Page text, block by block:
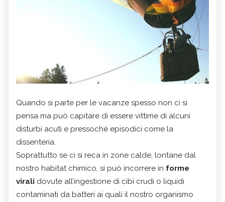
Quando si parte per le vacanze spesso non ci si
pensa ma può capitare di essere vittime di alcuni
disturbi acuti e pressoché episodici come la
dissenteria.
Soprattutto se ci si reca in zone calde, lontane dal
nostro habitat chimico, si può incorrere in forme
virali dovute all’ingestione di cibi crudi o liquidi
contaminati da batteri ai quali il nostro organismo